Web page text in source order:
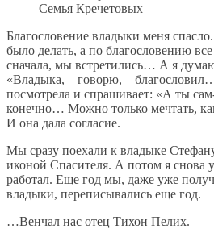
Семья Кречетовых
Благословение владыки меня
было делать, а по благословению
сначала, мы встретились… А я
«Владыка, – говорю, –
посмотрела и спрашивает: «А ты
конечно… Можно только мечтать,
И она дала согласие.
Мы сразу поехали к владыке
иконой Спасителя. А потом я снова
работал. Еще год мы, даже уже
владыки, переписывались еще год.
…Венчал нас отец Тихон Пелих.